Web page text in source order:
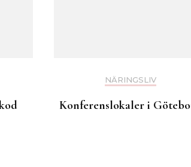
NÄRINGSLIV
Konferenslokaler i